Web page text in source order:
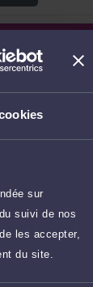
sur
suivi de nos
les accepter,
du site.
des affaires